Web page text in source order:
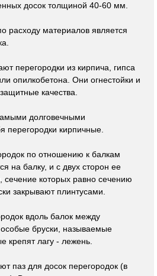
досок толщиной 40-60 мм.
расходу материалов является
перегородки из кирпича, гипса
опилкобетона. Они огнестойки и
качества.
долговечными
перегородки кирпичные.
по отношению к балкам
на балку, и с двух сторон ее
сечение которых равно сечению
закрывают плинтусами.
вдоль балок между
бруски, называемые
лагу - лежень.
паз для досок перегородок (в